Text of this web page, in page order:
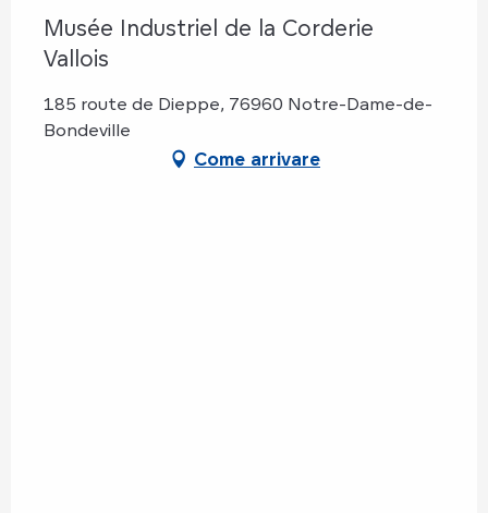
Musée Industriel de la Corderie
Vallois
185 route de Dieppe, 76960 Notre-Dame-de-
Bondeville
Come arrivare